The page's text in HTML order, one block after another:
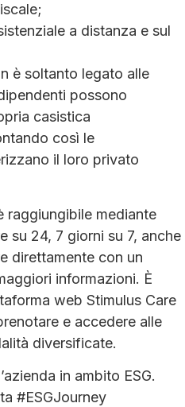
a distanza e sul
è soltanto legato alle
possono
casistica
così le
il loro privato
raggiungibile mediante
su 24, 7 giorni su 7, anche
direttamente con un
informazioni. È
web Stimulus Care
e accedere alle
diversificate.
in ambito ESG.
#ESGJourney